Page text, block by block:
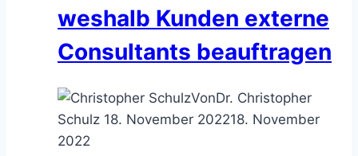
weshalb Kunden externe
Consultants beauftragen
VonDr. Christopher
Schulz 18. November 202218. November
2022